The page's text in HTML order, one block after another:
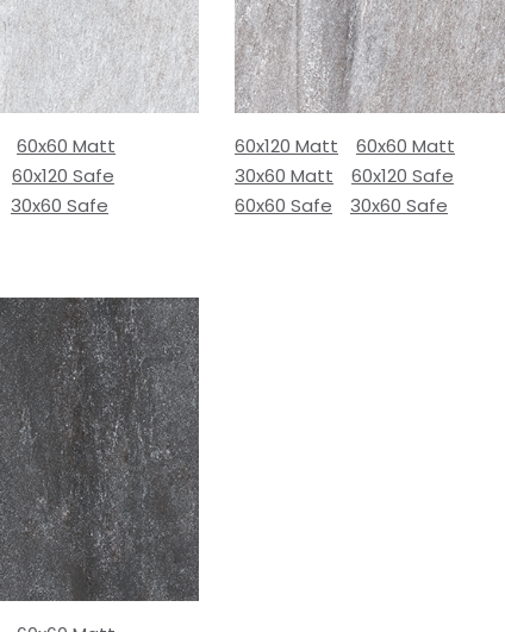
60x60 Matt
60x120 Safe
30x60 Safe
60x120 Matt
60x60 Matt
30x60 Matt
60x120 Safe
60x60 Safe
30x60 Safe